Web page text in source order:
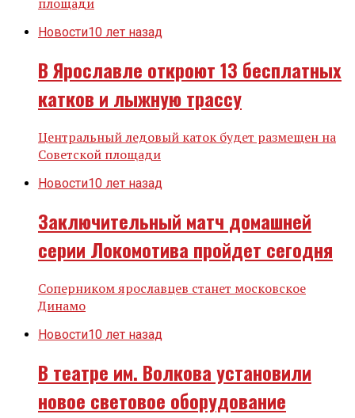
Новости10 лет назад
В Ярославле откроют 13 бесплатных
катков и лыжную трассу
Центральный ледовый каток будет размещен на
Советской площади
Новости10 лет назад
Заключительный матч домашней
серии Локомотива пройдет сегодня
Соперником ярославцев станет московское
Динамо
Новости10 лет назад
В театре им. Волкова установили
новое световое оборудование